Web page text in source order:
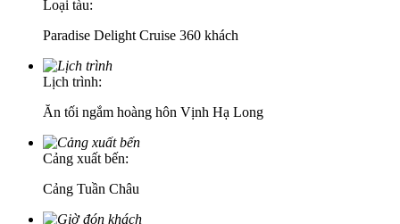
Loại tàu:
Paradise Delight Cruise 360 khách
Lịch trình:
Ăn tối ngắm hoàng hôn Vịnh Hạ Long
Cảng xuất bến:
Cảng Tuần Châu